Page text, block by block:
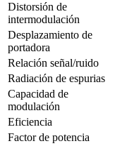
Distorsión de
intermodulación
Desplazamiento de
portadora
Relación señal/ruido
Radiación de espurias
Capacidad de
modulación
Eficiencia
Factor de potencia